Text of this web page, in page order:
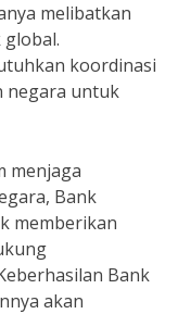
melibatkan
koordinasi
negara untuk
menjaga
Bank
memberikan
Bank
akan